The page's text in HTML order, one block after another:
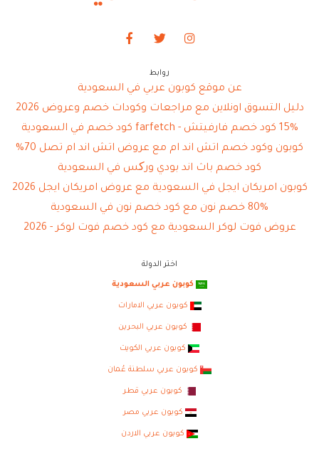
روابط
عن موقع كوبون عربي في السعودية
دليل التسوق اونلاين مع مراجعات وكودات خصم وعروض 2026
15% كود خصم فارفيتش - farfetch كود خصم في السعودية
كوبون وكود خصم اتش اند ام مع عروض اتش اند ام تصل 70%
كود خصم باث اند بودي ورکس في السعودية
كوبون امريكان ايجل في السعودية مع عروض امريكان ايجل 2026
80% خصم نون مع كود خصم نون في السعودية
عروض فوت لوكر السعودية مع كود خصم فوت لوكر - 2026
اختر الدولة
كوبون عربي السعودية
كوبون عربي الامارات
كوبون عربي البحرين
كوبون عربي الكويت
كوبون عربي سلطنة عُمان
كوبون عربي قطر
كوبون عربي مصر
كوبون عربي الاردن